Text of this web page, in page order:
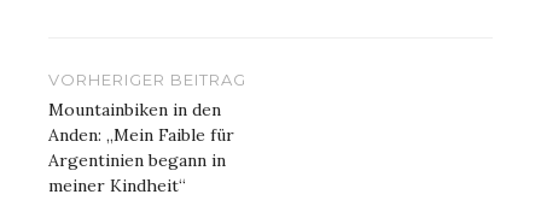
Beitragsnavigation
VORHERIGER BEITRAG
Mountainbiken in den
Anden: „Mein Faible für
Argentinien begann in
meiner Kindheit“